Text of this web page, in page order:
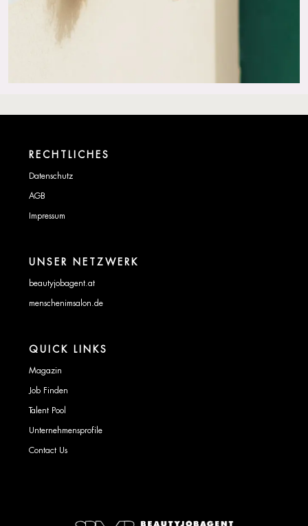
RECHTLICHES
Datenschutz
AGB
Impressum
UNSER NETZWERK
beautyjobagent.at
menschenimsalon.de
QUICK LINKS
Magazin
Job Finden
Talent Pool
Unternehmensprofile
Contact Us